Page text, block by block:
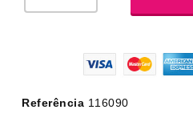
Referência 116090